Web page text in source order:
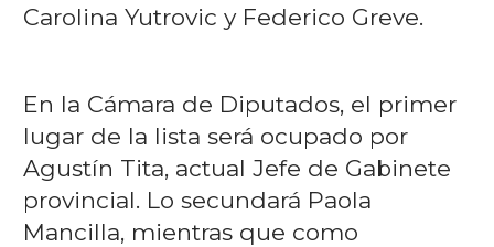
Carolina Yutrovic y Federico Greve.
En la Cámara de Diputados, el primer
lugar de la lista será ocupado por
Agustín Tita, actual Jefe de Gabinete
provincial. Lo secundará Paola
Mancilla, mientras que como